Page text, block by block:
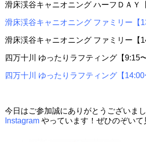
滑床渓谷キャニオニング ハーフＤＡＹ
滑床渓谷キャニオニング ファミリー【
滑床渓谷キャニオニング ファミリー【
四万十川 ゆったりラフティング【9:15
四万十川 ゆったりラフティング【14:00
今日はご参加誠にありがとうございま
Instagram やっています！ぜひのぞいて